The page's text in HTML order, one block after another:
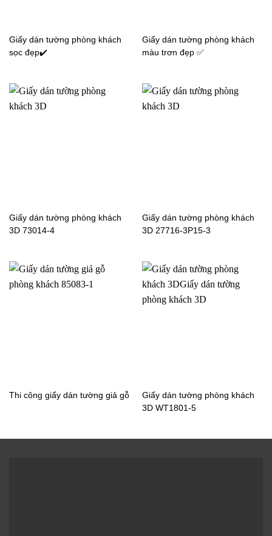
Giấy dán tường phòng khách
sọc đẹp✔️
Giấy dán tường phòng khách
màu trơn đẹp ✅
Giấy dán tường phòng khách
3D 73014-4
Giấy dán tường phòng khách
3D 27716-3P15-3
Thi công giấy dán tường giả gỗ
Giấy dán tường phòng khách
3D WT1801-5